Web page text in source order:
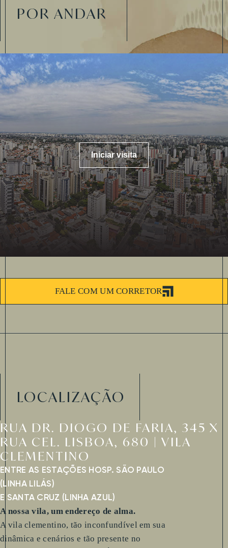
POR ANDAR
Iniciar visita
FALE COM UM CORRETOR
LOCALIZAÇÃO
RUA DR. DIOGO DE FARIA, 345 X
RUA CEL. LISBOA, 680 | VILA
CLEMENTINO
ENTRE AS ESTAÇÕES HOSP. SÃO PAULO
(LINHA LILÁS)
E SANTA CRUZ (LINHA AZUL)
A nossa vila, um endereço de alma.
A vila clementino, tão inconfundível em sua
dinâmica e cenários e tão presente no